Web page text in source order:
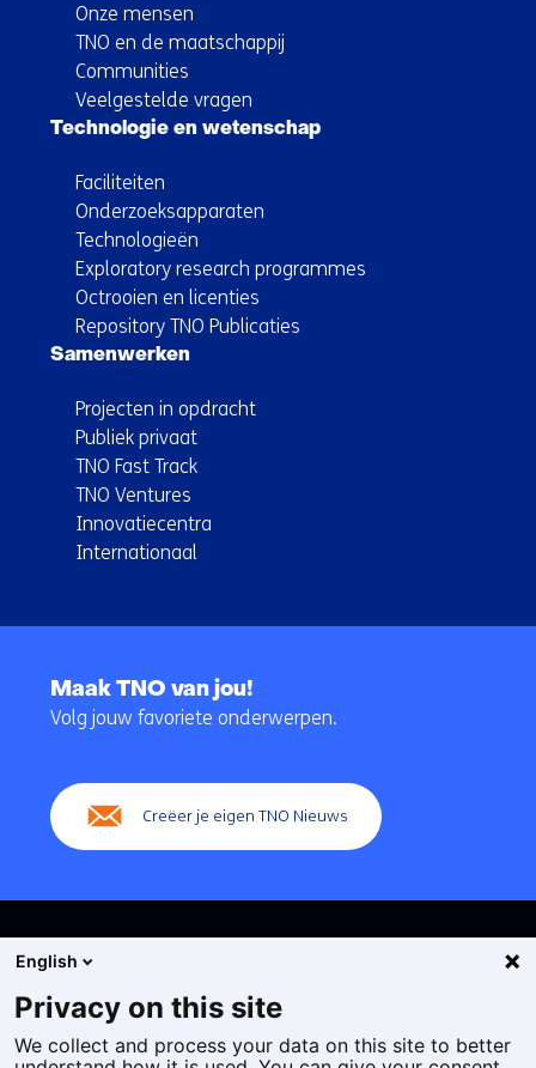
Onze mensen
TNO en de maatschappij
Communities
Veelgestelde vragen
Technologie en wetenschap
Faciliteiten
Onderzoeksapparaten
Technologieën
Exploratory research programmes
Octrooien en licenties
Repository TNO Publicaties
Samenwerken
Projecten in opdracht
Publiek privaat
TNO Fast Track
TNO Ventures
Innovatiecentra
Internationaal
navigatie
Maak TNO van jou!
Volg jouw favoriete onderwerpen.
Creëer je eigen TNO Nieuws
Cookies
English
Privacy on this site
We collect and process your data on this site to better